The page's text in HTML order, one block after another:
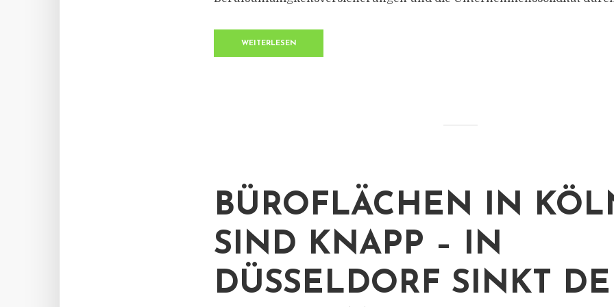
WEITERLESEN
BÜROFLÄCHEN IN
SIND KNAPP – IN
DÜSSELDORF SINKT